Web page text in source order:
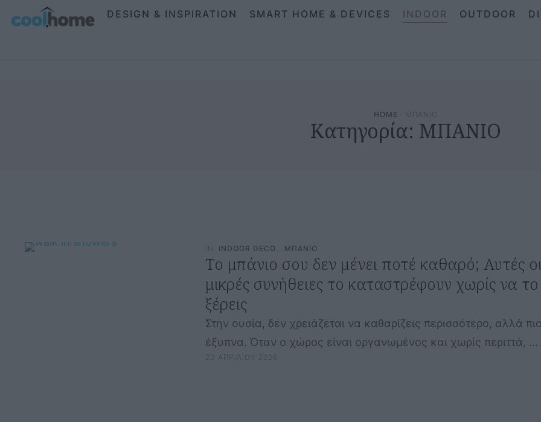
DESIGN & INSPIRATION SMART HOME & DEVICES INDOOR OUTDOOR
HOME · ΜΠΑΝΙΟ
Κατηγορία: ΜΠΑΝΙΟ
IN INDOOR DECO ΜΠΑΝΙΟ
Το μπάνιο σου δεν μένει ποτέ καθαρό; Αυτές
μικρές συνήθειες το καταστρέφουν χωρίς να το
ξέρεις
Στην ουσία, δεν χρειάζεται να καθαρίζεις περισσότερο, αλλά
έξυπνα. Όταν ο χώρος είναι οργανωμένος και χωρίς περιττά, …
23 ΑΠΡΙΛΙΟΥ 2026